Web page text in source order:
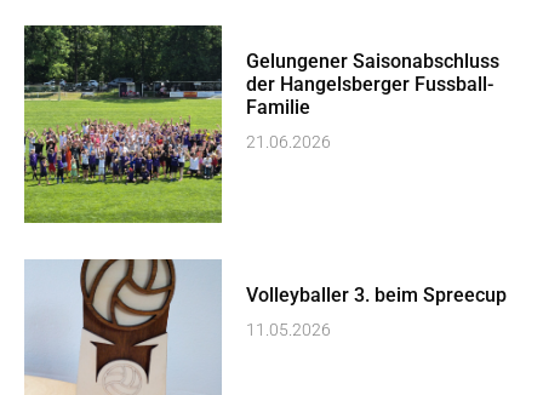
Gelungener Saisonabschluss
der Hangelsberger Fussball-
Familie
21.06.2026
Volleyballer 3. beim Spreecup
11.05.2026